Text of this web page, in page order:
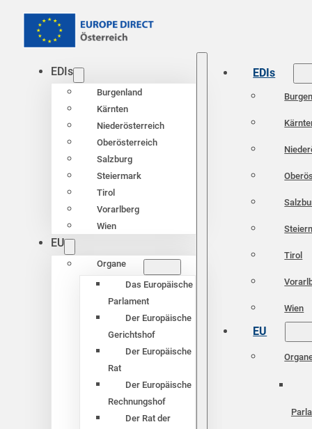
EDIs
Burgenland
Kärnten
Niederösterreich
Oberösterreich
Salzburg
Steiermark
Tirol
Vorarlberg
Wien
EU
Organe
Das Europäische
Parlament
Der Europäische
Gerichtshof
Der Europäische
Rat
Der Europäische
Rechnungshof
Der Rat der
EDIs
Tirol
Wien
EU